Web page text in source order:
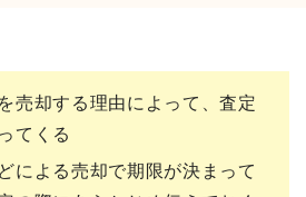
売却する理由によって、査定
てくる
による売却で期限が決まって